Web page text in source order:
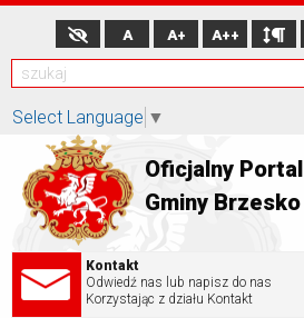
A A+ A++
Select Language ▼
Oficjalny Portal
Gminy Brzesko
Kontakt
Odwiedź nas lub napisz do nas
Korzystając z działu Kontakt